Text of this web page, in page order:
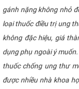
gánh nặng không nhỏ
loại thuốc điều trị ung
không đặc hiệu, giá
dụng phụ ngoài ý
thuốc chống ung thư
được nhiều nhà khoa